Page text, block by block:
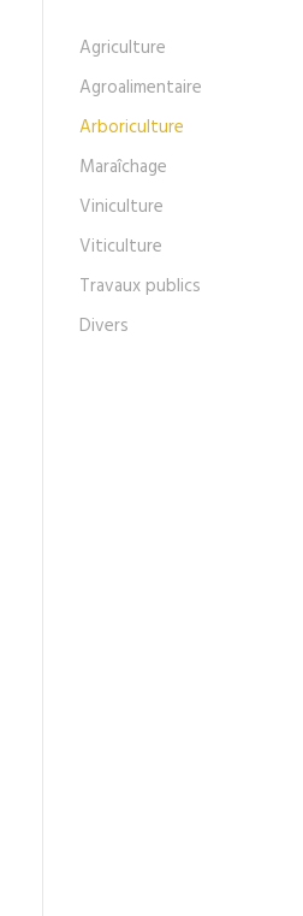
Agriculture
Agroalimentaire
Arboriculture
Maraîchage
Viniculture
Viticulture
Travaux publics
Divers